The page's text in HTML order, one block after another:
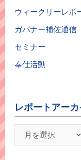
ウィークリーレポ
ガバナー補佐通信
セミナー
奉仕活動
レポートアー
ポ